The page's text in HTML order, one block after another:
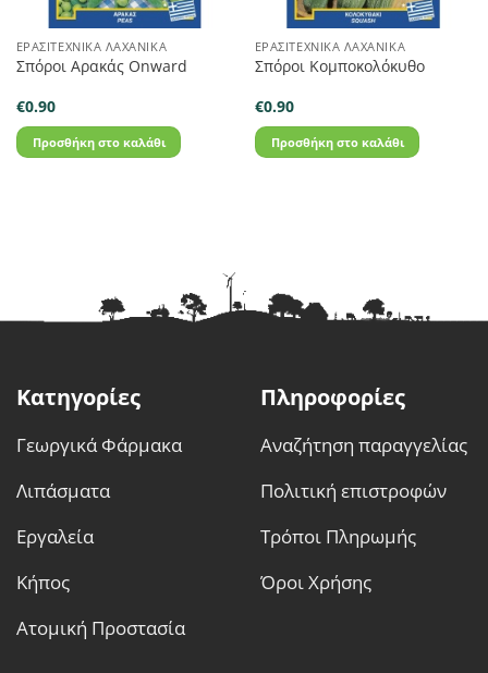
ΕΡΑΣΙΤΕΧΝΙΚΆ ΛΑΧΑΝΙΚΆ
Σπόροι Αρακάς Onward
€0.90
Προσθήκη στο καλάθι
ΕΡΑΣΙΤΕΧΝΙΚΆ ΛΑΧΑΝΙΚΆ
Σπόροι Κομποκολόκυθο
€0.90
Προσθήκη στο καλάθι
Κατηγορίες
Γεωργικά Φάρμακα
Λιπάσματα
Εργαλεία
Κήπος
Ατομική Προστασία
Πληροφορίες
Αναζήτηση παραγγελίας
Πολιτική επιστροφών
Τρόποι Πληρωμής
Όροι Χρήσης